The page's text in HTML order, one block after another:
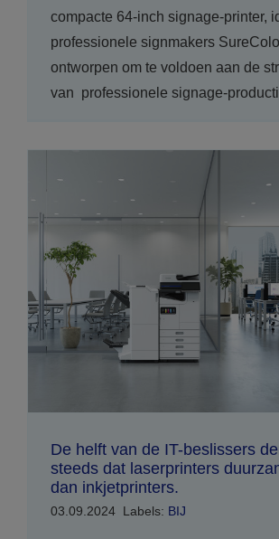
compacte 64-inch signage-printer,
professionele signmakers
ontworpen om te voldoen aan de
van professionele signage-
De helft van de IT-beslissers
steeds dat laserprinters
dan inkjetprinters.
03.09.2024 Labels: BIJ